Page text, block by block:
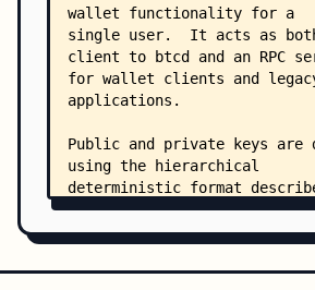
    │   ├── jitter_test.go
    │   ├── log.go
    │   ├── mempool.go
    │   ├── mempool_test.go
    │   ├── mocks_test.go
    │   ├── neutrino_test.go
│   ├──
│   ├──
    │   ├── queue.go
    │   ├── rescan.go
    ├── cmd/